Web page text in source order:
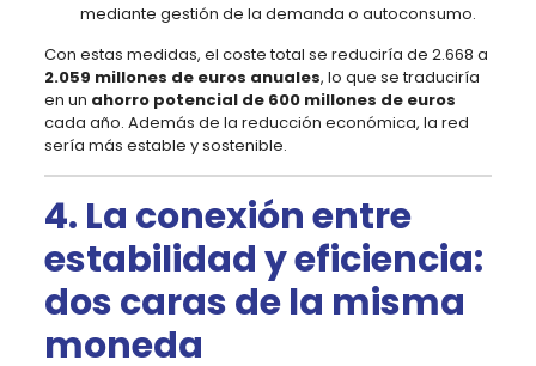
mediante gestión de la demanda o autoconsumo.
Con estas medidas, el coste total se reduciría de 2.668 a
2.059 millones de euros anuales, lo que se traduciría
en un ahorro potencial de 600 millones de euros
cada año. Además de la reducción económica, la red
sería más estable y sostenible.
4. La conexión entre
estabilidad y eficiencia:
dos caras de la misma
moneda